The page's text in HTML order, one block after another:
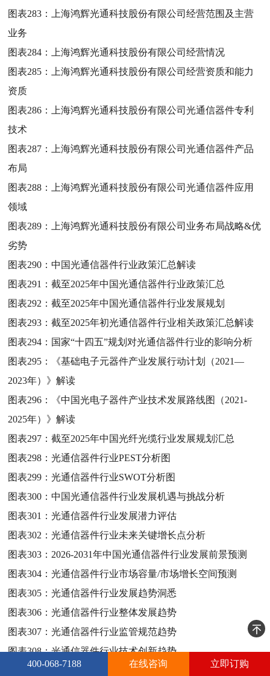
图表283：
上海鸿辉光通科技股份有限公司经营范围及主营
业务
图表284：
上海鸿辉光通科技股份有限公司经营情况
图表285：
上海鸿辉光通科技股份有限公司经营资质和能力
资质
图表286：
上海鸿辉光通科技股份有限公司光通信器件专利
技术
图表287：
上海鸿辉光通科技股份有限公司光通信器件产品
布局
图表288：
上海鸿辉光通科技股份有限公司光通信器件应用
领域
图表289：
上海鸿辉光通科技股份有限公司业务布局战略&优
劣势
图表290：中国光通信器件行业政策汇总解读
图表291：截至2025年中国光通信器件行业政策汇总
图表292：截至2025年中国光通信器件行业发展规划
图表293：截至2025年初光通信器件行业相关政策汇总解读
图表294： 国家“十四五”规划对光通信器件行业的影响分析
图表295：
《基础电子元器件产业发展行动计划（2021—
2023年）》解读
图表296：
《中国光电子器件产业技术发展路线图（2021-
2025年）》解读
图表297：截至2025年中国光纤光缆行业发展规划汇总
图表298：光通信器件行业PEST分析图
图表299：光通信器件行业SWOT分析图
图表300：中国光通信器件行业发展机遇与挑战分析
图表301：光通信器件行业发展潜力评估
图表302：光通信器件行业未来关键增长点分析
图表303： 2026-2031年中国光通信器件行业发展前景预测
图表304：光通信器件行业市场容量/市场增长空间预测
图表305：光通信器件行业发展趋势洞悉
图表306：光通信器件行业整体发展趋势
图表307：光通信器件行业监管规范趋势
图表308：光通信器件行业技术创新趋势
图表309：光通信器件行业细分市场趋势
400-068-7188 在线咨询 立即订购